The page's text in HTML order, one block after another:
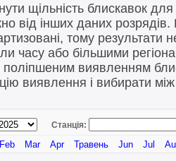
щільність блискавок для
від інших даних розрядів.
тому результати
часу або більшими
поліпшеним виявленням
виявлення і вибирати
Станція:
Feb Mar Apr Травень Jun Jul